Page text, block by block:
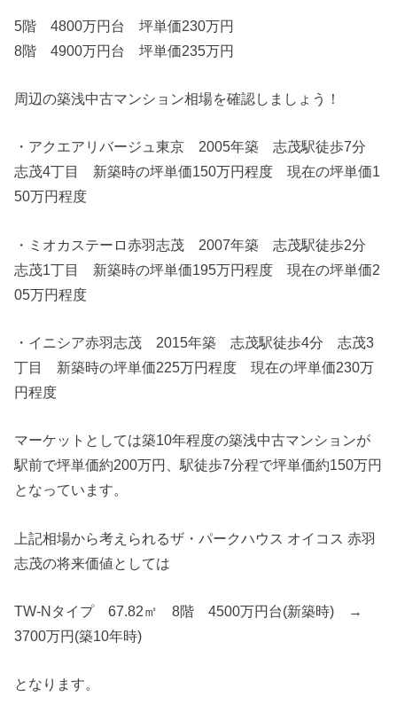
5階 4800万円台 坪単価230万円
8階 4900万円台 坪単価235万円
周辺の築浅中古マンション相場を確認しましょう！
・アクエアリバージュ東京 2005年築 志茂駅徒歩7分
志茂4丁目 新築時の坪単価150万円程度 現在の坪単価1
50万円程度
・ミオカステーロ赤羽志茂 2007年築 志茂駅徒歩2分
志茂1丁目 新築時の坪単価195万円程度 現在の坪単価2
05万円程度
・イニシア赤羽志茂 2015年築 志茂駅徒歩4分 志茂3
丁目 新築時の坪単価225万円程度 現在の坪単価230万
円程度
マーケットとしては築10年程度の築浅中古マンションが
駅前で坪単価約200万円、駅徒歩7分程で坪単価約150万円
となっています。
上記相場から考えられるザ・パークハウス オイコス 赤羽
志茂の将来価値としては
TW-Nタイプ 67.82㎡ 8階 4500万円台(新築時) →
3700万円(築10年時)
となります。